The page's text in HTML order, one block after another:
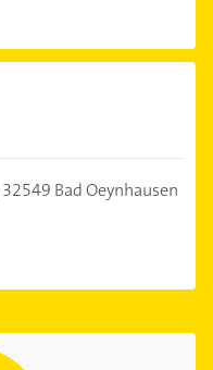
32549 Bad Oeynhausen